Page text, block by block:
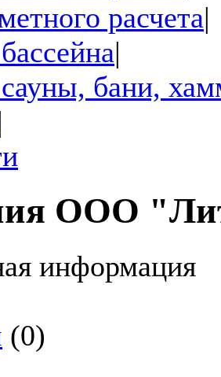
расчета|
|
сауны, бани,
ООО
информация
(0)